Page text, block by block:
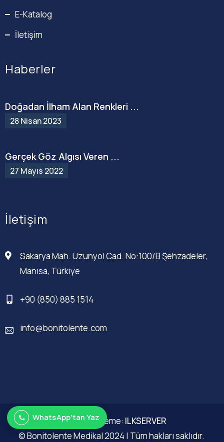
E-Katalog
İletişim
Haberler
Doğadan İlham Alan Renkleri ...
28 Nisan 2023
Gerçek Göz Algısı Veren ...
27 Mayıs 2022
İletişim
Sakarya Mah. Uzunyol Cad. No:100/B Şehzadeler,
Manisa, Türkiye
+90 (850) 885 1514
info@bonitolente.com
Web Düzenleme: ILKSERVER
© Bonitolente Medikal 2024 | Tüm hakları saklıdır.
WhatsApp'tan Yaz